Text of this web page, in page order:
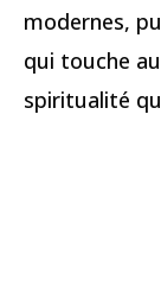
modernes,
qui touche
spiritualité